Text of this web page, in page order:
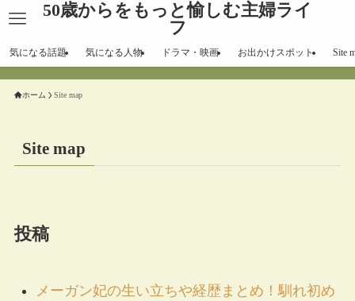
50歳からをもっと愉しむ主婦ライ
フ
気になる話題 気になる人物 ドラマ・映画 お出かけスポット Site
ホーム Site map
Site map
投稿
メーガン妃の生い立ちや経歴まとめ！馴れ初め